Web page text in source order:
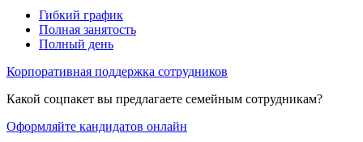
Гибкий график
Полная занятость
Полный день
Корпоративная поддержка сотрудников
Какой соцпакет вы предлагаете семейным сотрудникам?
Оформляйте кандидатов онлайн